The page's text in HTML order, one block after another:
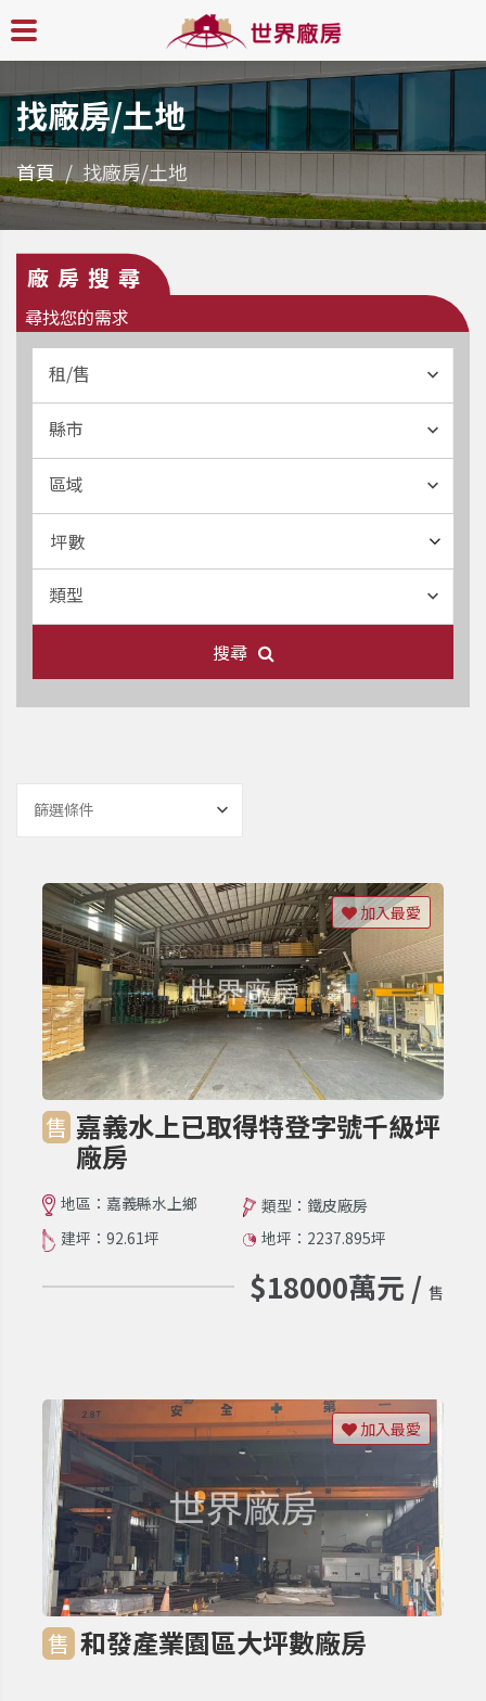
找廠房/土地
首頁 找廠房/土地
廠房搜尋
尋找您的需求
租/售
縣市
區域
坪數
類型
搜尋
篩選條件
售 嘉義水上已取得特登字號千級坪
廠房
地區：嘉義縣水上鄉
類型：鐵皮廠房
建坪：92.61坪
地坪：2237.895坪
$18000萬元 / 售
加入最愛
售 和發產業園區大坪數廠房
加入最愛